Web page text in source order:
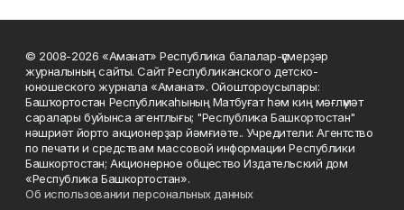
© 2008-2026 «Аманат» Республика балалар-үҫмерҙәр
журналының сайты. Сайт Республиканского детско-
юношеского журнала «Аманат». Ойоштороусылары:
Башҡортостан Республикаһының Матбуғат һәм киң мәғлүмәт
саралары буйынса агентлығы; "Республика Башкортостан"
нәшриәт йорто акционерҙар йәмғиәте.. Учредители: Агентство
по печати и средствам массовой информации Республики
Башкортостан; Акционерное общество Издательский дом
«Республика Башкортостан».
Об использовании персональных данных